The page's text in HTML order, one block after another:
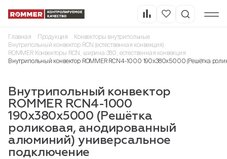
Главная Продукция
Конвекторы внутрипольные
Внутрипольный конвектор RCN (естественная конвекция)
ROMMER Конвекторы RCN, ширина 380, естественная конвекция
Внутрипольный конвектор ROMMER RCN4-1000 190х380х5000 (Решётка
Внутрипольный конвектор
ROMMER RCN4-1000
190х380х5000 (Решётка
роликовая, анодированный
алюминий) универсальное
подключение